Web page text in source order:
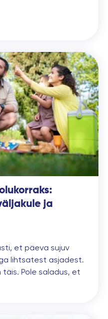
ja
et päeva sujuv
lihtsatest asjadest.
Pole saladus, et